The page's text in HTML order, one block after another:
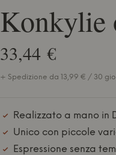
Konkylie
33,44 €
+ Spedizione da 13,99 € / 30
Realizzato a mano in
Unico con piccole
Espressione senza